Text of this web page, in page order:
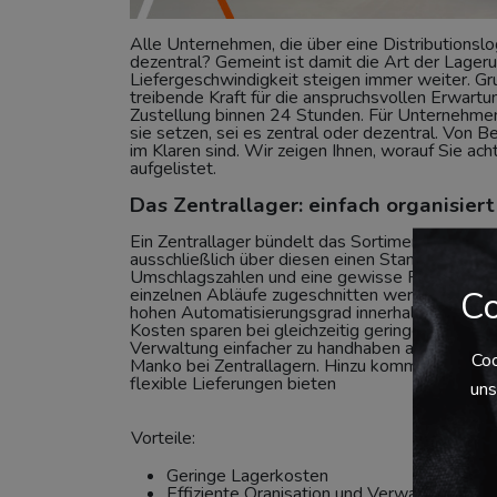
Alle Unternehmen, die über eine
dezentral? Gemeint ist damit die Art der
Liefergeschwindigkeit steigen immer weiter.
treibende Kraft für die anspruchsvollen
Zustellung binnen 24 Stunden. Für
sie setzen, sei es zentral oder dezentral. Von
im Klaren sind. Wir zeigen Ihnen, worauf Sie
aufgelistet.
Das Zentrallager: einfach
Ein Zentrallager bündelt das Sortiment ein
ausschließlich über diesen einen Standort ab.
Umschlagszahlen und eine gewisse
einzelnen Abläufe zugeschnitten werden.
hohen Automatisierungsgrad innerhalb der
Kosten sparen bei gleichzeitig geringem
Verwaltung einfacher zu handhaben als die
Manko bei Zentrallagern. Hinzu kommt, dass
flexible Lieferungen bieten
Vorteile:
Geringe Lagerkosten